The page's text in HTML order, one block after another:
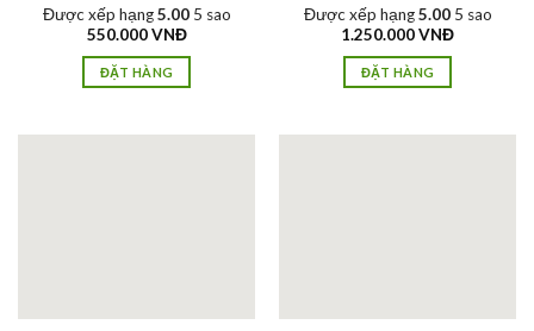
Được xếp hạng5.005 sao
550.000VNĐ
ĐẶT HÀNG
Được xếp hạng5.005 sao
1.250.000VNĐ
ĐẶT HÀNG